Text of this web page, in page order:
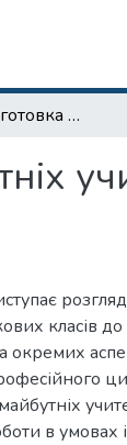
Професійна підготовка майбутніх учителів початкових класів до роботи в умовах інклюзії
класів
окремих
в умовах